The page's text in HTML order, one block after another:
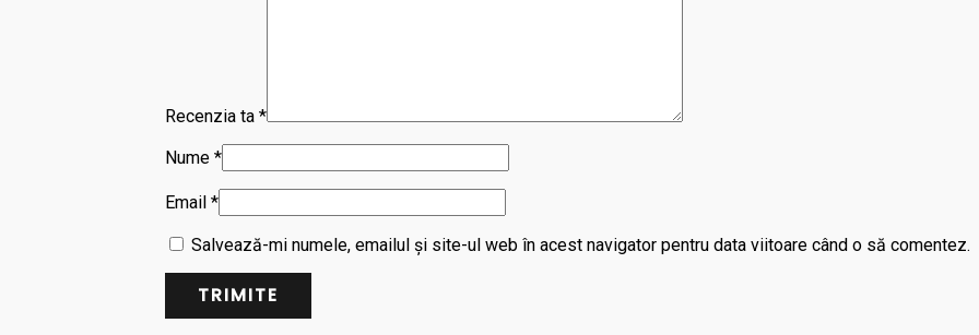
Recenzia ta *
Nume *
Email *
Salvează-mi numele, emailul și site-ul web în acest navigator pentru data viitoare când o să comentez.